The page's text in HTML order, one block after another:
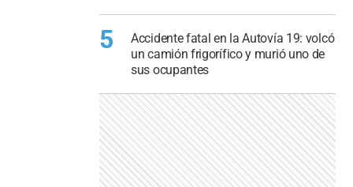
5
Accidente fatal en la Autovía 19: volcó
un camión frigorífico y murió uno de
sus ocupantes